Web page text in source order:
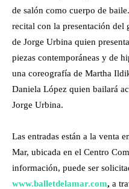
de salón como cuerpo de
recital con la presentación del
de Jorge Urbina quien
piezas contemporáneas y de
una coreografía de Martha
Daniela López quien bailará
Jorge Urbina.
Las entradas están a la venta
Mar, ubicada en el Centro
información, puede ser
www.balletdelamar.com, a